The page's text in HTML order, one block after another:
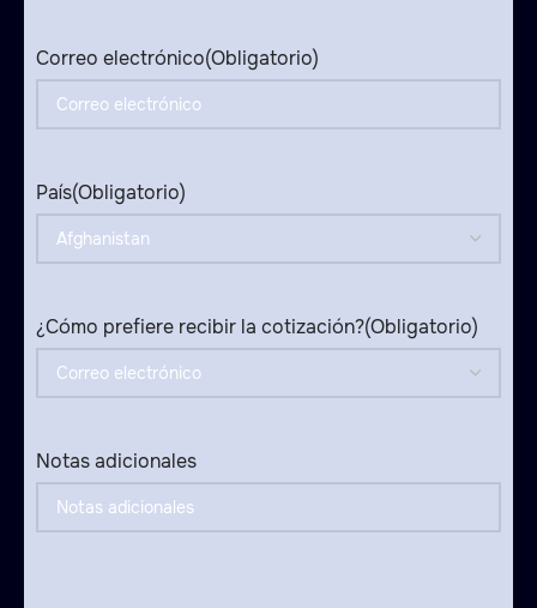
Correo electrónico(Obligatorio)
País(Obligatorio)
¿Cómo prefiere recibir la cotización?(Obligatorio)
Notas adicionales